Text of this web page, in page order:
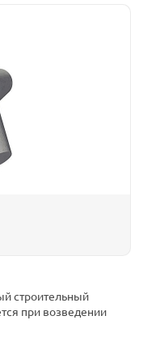
строительный
при возведении